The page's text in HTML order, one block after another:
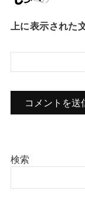
上に表示された
検索